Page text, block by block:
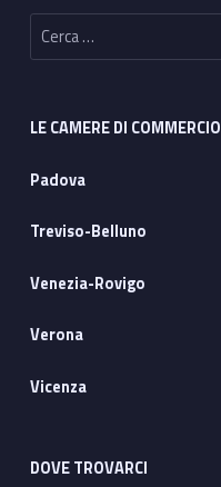
Ricerca per:
LE CAMERE DI COMMERCIO
Padova
Treviso-Belluno
Venezia-Rovigo
Verona
Vicenza
DOVE TROVARCI